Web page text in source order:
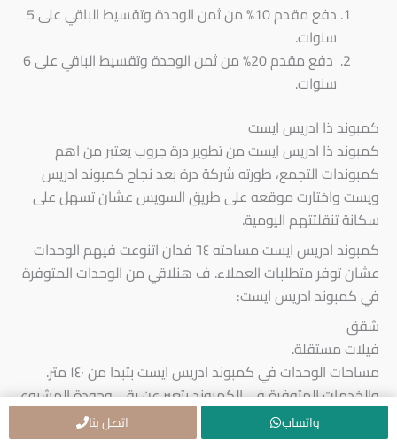
دفع مقدم 10% من ثمن الوحدة وتقسيط الباقي على 5
سنوات.
دفع مقدم 20% من ثمن الوحدة وتقسيط الباقي على 6
سنوات.
كمبوند ذا ادريس ايست
كمبوند ذا ادريس ايست من تطوير درة جروب يعتبر من اهم
كمبوندات التجمع، طورته شركة درة بعد نجاح كمبوند ادريس
ويست واختارت موقعه على طريق السويس عشان تسهل على
سكانة تنقلتتهم اليومية.
كمبوند ادريس ايست مساحته ٦٤ فدان اتنوعت فيهم الوحدات
عشان توفر متطلبات العملاء. ف هنلاقي من الوحدات المتوفرة
في كمبوند ادريس ايست:
شقق
فيلات مستقلة.
مساحات الوحدات في كمبوند ادريس ايست بتبدا من ١٤٠ متر.
والخدمات المتوفرة في الكمبوند بتعبر عن رقي وجودة المشىوع
ومن اهمها:واتساب اتصل بنا